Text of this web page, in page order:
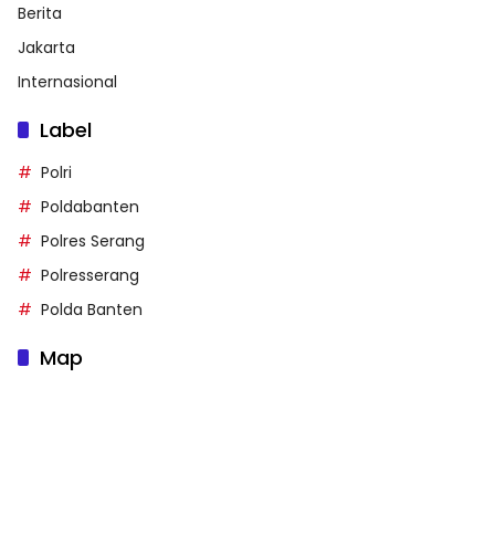
Berita
Jakarta
Internasional
Label
Polri
Poldabanten
Polres Serang
Polresserang
Polda Banten
Map